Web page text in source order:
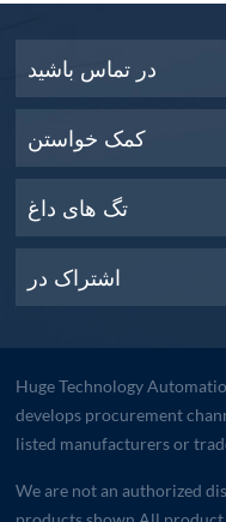
در تماس باشید
کمک خواستن
تگ های داغ
اشتراک در
Huge Technology
develops procurement
listed manufacturers or
We are not an authorized